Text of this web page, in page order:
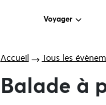
Voyager
Accueil Tous les
Balade à